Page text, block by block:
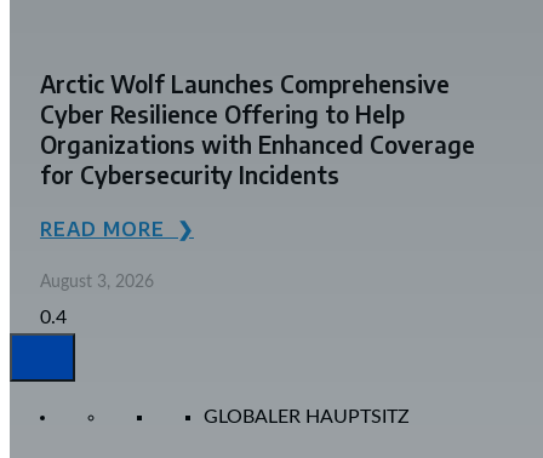
Arctic Wolf Launches Comprehensive
Cyber Resilience Offering to Help
Organizations with Enhanced Coverage
for Cybersecurity Incidents
READ MORE ❯
August 3, 2026
GLOBALER HAUPTSITZ